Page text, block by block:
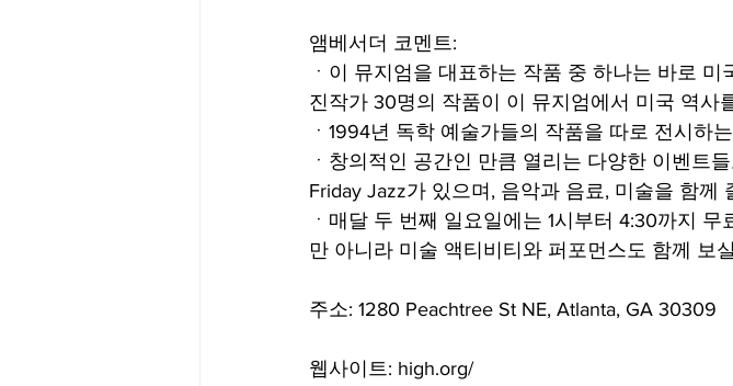
앰베서더 코멘트:
ㆍ이 뮤지엄을 대표하는 작품 중 하나는 바로
진작가 30명의 작품이 이 뮤지엄에서 미국 역사
ㆍ1994년 독학 예술가들의 작품을 따로 전시하
ㆍ창의적인 공간인 만큼 열리는 다양한 이벤트
Friday Jazz가 있으며, 음악과 음료, 미술을 함께
ㆍ매달 두 번째 일요일에는 1시부터 4:30까지
만 아니라 미술 액티비티와 퍼포먼스도 함께 보
주소: 1280 Peachtree St NE, Atlanta, GA 30309
웹사이트: high.org/